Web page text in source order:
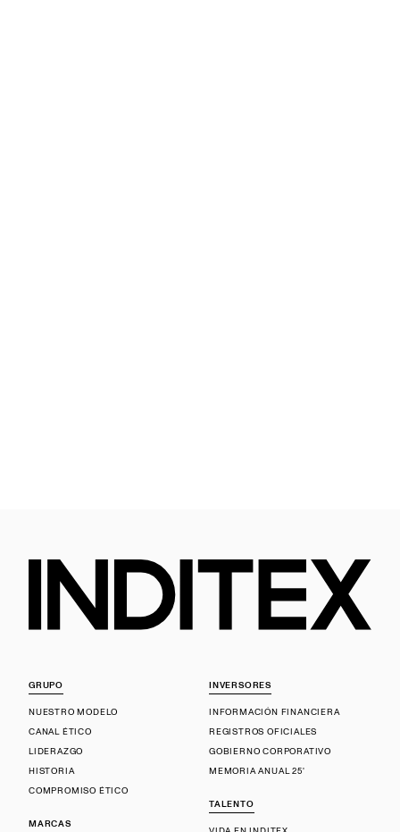
GRUPO
NUESTRO MODELO
CANAL ÉTICO
LIDERAZGO
HISTORIA
COMPROMISO ÉTICO
MARCAS
INVERSORES
INFORMACIÓN FINANCIERA
REGISTROS OFICIALES
GOBIERNO CORPORATIVO
MEMORIA ANUAL 25'
TALENTO